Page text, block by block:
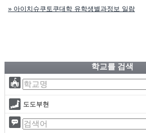
» 아이치슈쿠토쿠대학 유학생별과정보 일람
학교를 검색
도도부현